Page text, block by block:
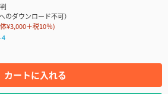
のダウンロード不可）
¥3,000＋税10％)
4
カートに入れる